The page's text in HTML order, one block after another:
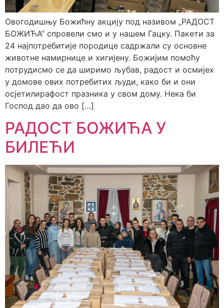
Овогодишњу Божићну акцију под називом „РАДОСТ
БОЖИЋА“ спровели смо и у нашем Гацку. Пакети за
24 најпотребитије породице садржали су основне
животне намирнице и хигијену. Божијим помоћу
потрудисмо се да ширимо љубав, радост и осмијех
у домове ових потребитих људи, како би и они
осјетилирафост празника у свом дому. Нека би
Господ дао да ово […]
РАДОСТ БОЖИЋА У
БИЛЕЋИ